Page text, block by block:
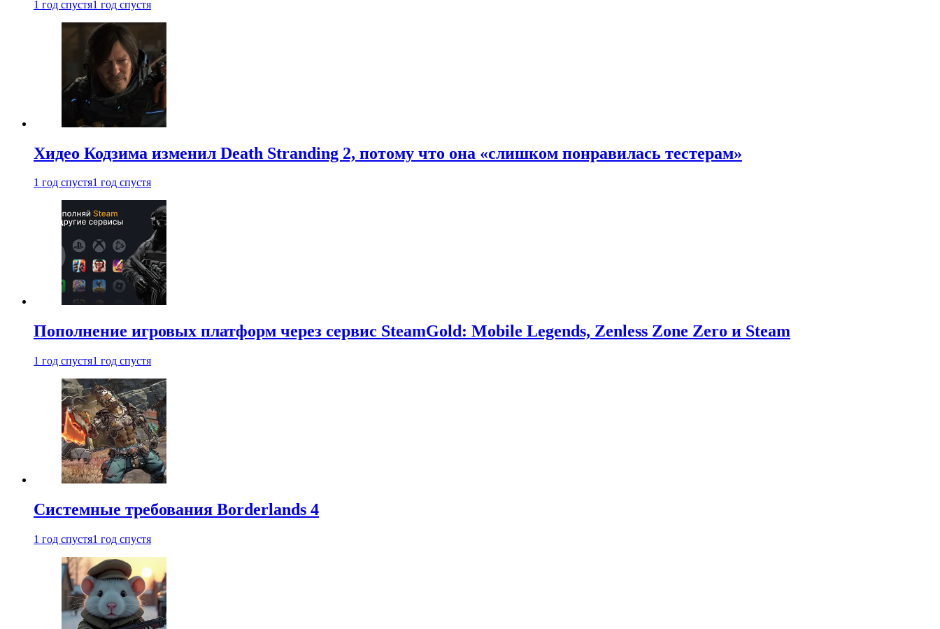
1 год спустя1 год спустя
Хидео Кодзима изменил Death Stranding 2, потому что она «слишком понравилась тестерам»
1 год спустя1 год спустя
Пополнение игровых платформ через сервис SteamGold: Mobile Legends, Zenless Zone Zero и Steam
1 год спустя1 год спустя
Системные требования Borderlands 4
1 год спустя1 год спустя